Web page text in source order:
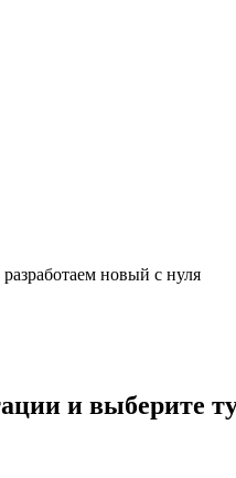
новый с нуля
и выберите